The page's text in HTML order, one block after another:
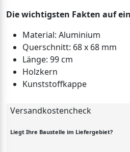
Die wichtigsten Fakten auf
Material: Aluminium
Querschnitt: 68 x 68 mm
Länge: 99 cm
Holzkern
Kunststoffkappe
Versandkostencheck
Liegt Ihre Baustelle im Liefergebiet?